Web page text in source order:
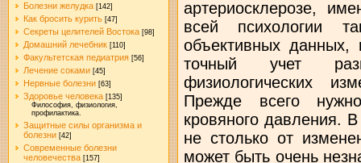
Болезни желудка [142]
Как бросить курить [47]
Секреты целителей Востока [98]
Домашний лечебник [110]
Факультетская педиатрия [56]
Лечение соками [45]
Нервные болезни [63]
Здоровье человека [135]
Философия, физиология,
профилактика.
Защитные силы организма и
болезни [42]
Современные болезни
человечества [157]